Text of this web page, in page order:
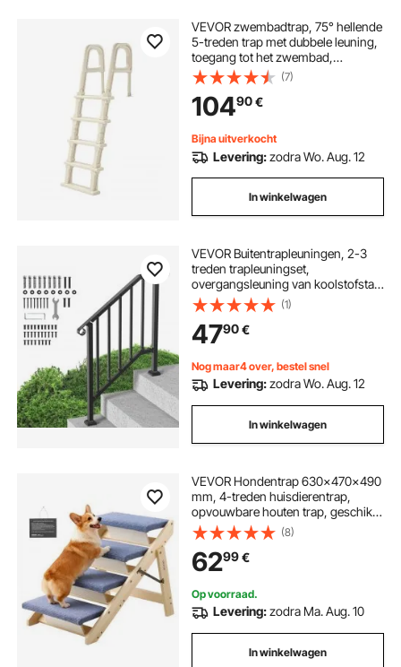
VEVOR zwembadtrap, 75° hellende
5-treden trap met dubbele leuning,
toegang tot het zwembad,
draagvermogen 136 kg, voor
inbouw- en opbouwzwembaden
van 122-137 cm op elke
ondergrond, binnen en buiten.
(7)
10490€
Bijna uitverkocht
Levering:zodra Wo. Aug. 12
In winkelwagen
VEVOR Buitentrapleuningen, 2-3
treden trapleuningset,
overgangsleuning van koolstofstaal
met montageset, trapleuning voor
senioren, betonnen treden,
veranda en terras, zwarte
retroboog
(1)
4790€
Nog maar4 over, bestel snel
Levering:zodra Wo. Aug. 12
In winkelwagen
VEVOR Hondentrap 630x470x490
mm, 4-treden huisdierentrap,
opvouwbare houten trap, geschikt
voor kleine, middelgrote, grote en
oudere huisdieren, evenals puppy's
tot 68 kg, hondenladder voor
bedden, banken en auto's.
(8)
6299€
Op voorraad.
Levering:zodra Ma. Aug. 10
In winkelwagen